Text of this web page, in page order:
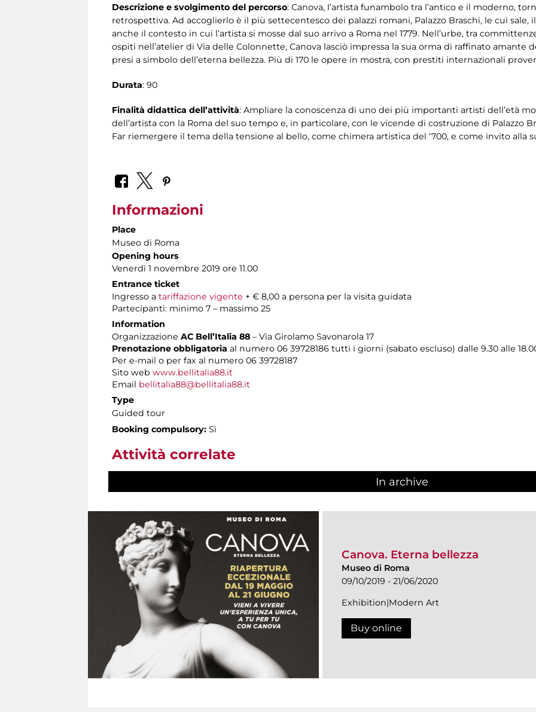
Descrizione e svolgimento del percorso: Canova, l’artista funambolo tra l’antico e il moderno,
retrospettiva. Ad accoglierlo è il più settecentesco dei palazzi romani, Palazzo Braschi, le cui
anche il contesto in cui l’artista si mosse dal suo arrivo a Roma nel 1779. Nell’urbe, tra
ospiti nell’atelier di Via delle Colonnette, Canova lasciò impressa la sua orma di raffinato amante
presi a simbolo dell’eterna bellezza. Più di 170 le opere in mostra, con prestiti internazionali
Durata: 90
Finalità didattica dell’attività: Ampliare la conoscenza di uno dei più importanti artisti dell’età
dell’artista con la Roma del suo tempo e, in particolare, con le vicende di costruzione di Palazzo
Far riemergere il tema della tensione al bello, come chimera artistica del ‘700, e come invito alla
Informazioni
Place
Museo di Roma
Opening hours
Venerdì 1 novembre 2019 ore 11.00
Entrance ticket
Ingresso a tariffazione vigente + € 8,00 a persona per la visita guidata
Partecipanti: minimo 7 – massimo 25
Information
Organizzazione AC Bell’Italia 88 – Via Girolamo Savonarola 17
Prenotazione obbligatoria al numero 06 39728186 tutti i giorni (sabato escluso) dalle 9.30 alle
Per e-mail o per fax al numero 06 39728187
Sito web www.bellitalia88.it
Email bellitalia88@bellitalia88.it
Type
Guided tour
Booking compulsory: Sì
Attività correlate
In archive
Canova. Eterna bellezza
Museo di Roma
09/10/2019 - 21/06/2020
Exhibition|Modern Art
Buy online